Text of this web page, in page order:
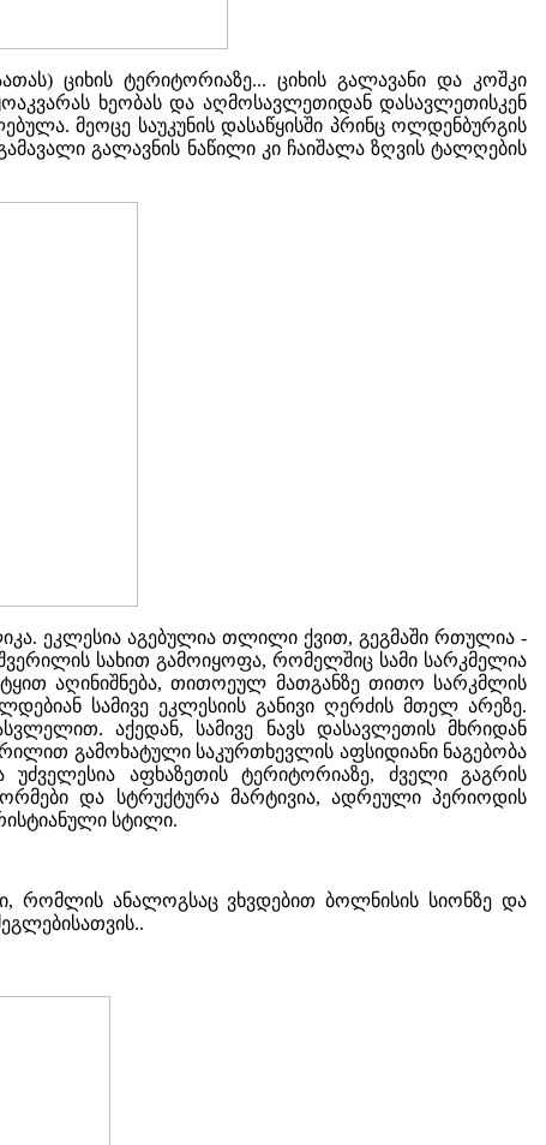
ციხის ტერიტორიაზე... ციხის გალავანი და კოშკი
ხეობას და აღმოსავლეთიდან დასავლეთისკენ
მეოცე საუკუნის დასაწყისში პრინც ოლდენბურგის
გალავნის ნაწილი კი ჩაიშალა ზღვის ტალღების
ეკლესია აგებულია თლილი ქვით, გეგმაში რთულია -
სახით გამოიყოფა, რომელშიც სამი სარკმელია
აღინიშნება, თითოეულ მათგანზე თითო სარკმლის
სამივე ეკლესიის განივი ღერძის მთელ არეზე.
აქედან, სამივე ნავს დასავლეთის მხრიდან
გამოხატული საკურთხევლის აფსიდიანი ნაგებობა
აფხაზეთის ტერიტორიაზე, ძველი გაგრის
და სტრუქტურა მარტივია, ადრეული პერიოდის
სტილი.
რომლის ანალოგსაც ვხვდებით ბოლნისის სიონზე და